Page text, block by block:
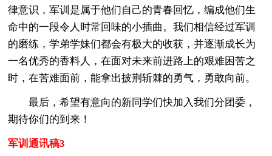
律意识，军训是属于他们自己的青春回忆，编成他们生
命中的一段令人时常回味的小插曲。我们相信经过军训
的磨练，学弟学妹们都会有极大的收获，并逐渐成长为
一名优秀的香料人，在面对未来前进路上的艰难困苦之
时，在苦难面前，能拿出披荆斩棘的勇气，勇敢向前。
最后，希望有意向的新同学们快加入我们分团委，
期待你们的到来！
军训通讯稿3